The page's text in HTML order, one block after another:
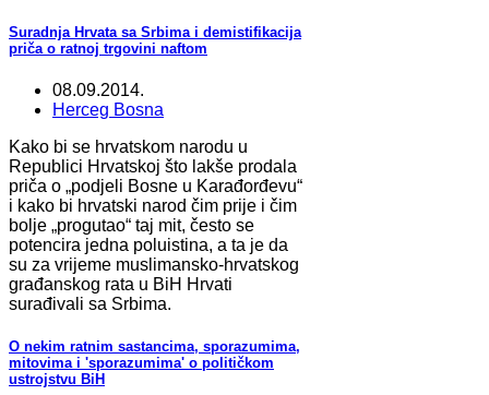
Suradnja Hrvata sa Srbima i demistifikacija
priča o ratnoj trgovini naftom
08.09.2014.
Herceg Bosna
Kako bi se hrvatskom narodu u
Republici Hrvatskoj što lakše prodala
priča o „podjeli Bosne u Karađorđevu“
i kako bi hrvatski narod čim prije i čim
bolje „progutao“ taj mit, često se
potencira jedna poluistina, a ta je da
su za vrijeme muslimansko-hrvatskog
građanskog rata u BiH Hrvati
surađivali sa Srbima.
O nekim ratnim sastancima, sporazumima,
mitovima i 'sporazumima' o političkom
ustrojstvu BiH